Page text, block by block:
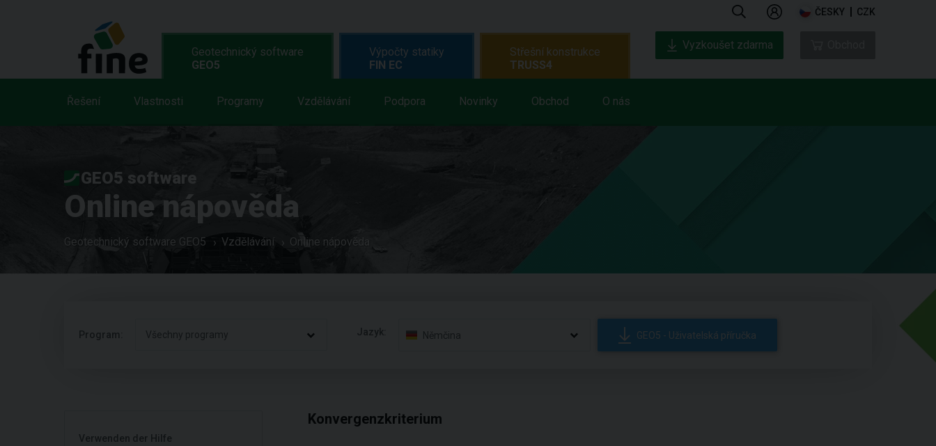
ČESKY CZK
Geotechnický software
GEO5
Řešení Vlastnosti Programy Vzdělávání Podpora Novinky Obchod O nás
Výpočty statiky
FIN EC
Střešní konstrukce
TRUSS4
Vyzkoušet zdarma
GEO5 software
Online nápověda
Geotechnický software GEO5 Vzdělávání Online nápověda
Program: Všechny programy Jazyk: Němčina GEO5 - Uživatelská příručka
Verwenden der Hilfe
Konvergenzkriterium